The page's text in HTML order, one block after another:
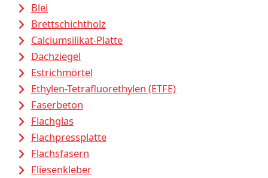
Blei
Brettschichtholz
Calciumsilikat-Platte
Dachziegel
Estrichmörtel
Ethylen-Tetrafluorethylen (ETFE)
Faserbeton
Flachglas
Flachpressplatte
Flachsfasern
Fliesenkleber